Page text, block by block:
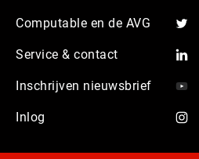
Computable en de AVG
Service & contact
Inschrijven nieuwsbrief
Inlog